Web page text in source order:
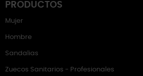
PRODUCTOS
Mujer
Hombre
Sandalias
Zuecos Sanitarios - Profesionales